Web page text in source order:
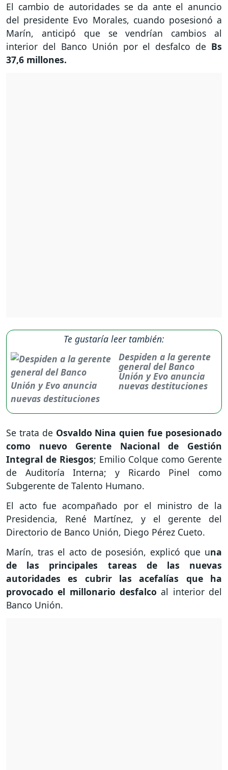
El cambio de autoridades se da ante el anuncio
del presidente Evo Morales, cuando posesionó a
Marín, anticipó que se vendrían cambios al
interior del Banco Unión por el desfalco de Bs
37,6 millones.
Te gustaría leer también:
Despiden a la gerente
general del Banco
Unión y Evo anuncia
nuevas destituciones
Se trata de Osvaldo Nina quien fue posesionado
como nuevo Gerente Nacional de Gestión
Integral de Riesgos; Emilio Colque como Gerente
de Auditoría Interna; y Ricardo Pinel como
Subgerente de Talento Humano.
El acto fue acompañado por el ministro de la
Presidencia, René Martínez, y el gerente del
Directorio de Banco Unión, Diego Pérez Cueto.
Marín, tras el acto de posesión, explicó que una
de las principales tareas de las nuevas
autoridades es cubrir las acefalías que ha
provocado el millonario desfalco al interior del
Banco Unión.